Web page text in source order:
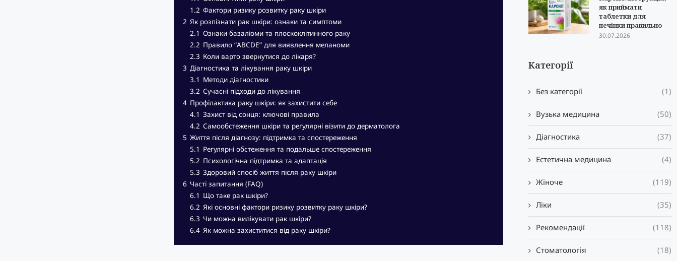
1.2 Фактори ризику розвитку раку шкіри
2 Як розпізнати рак шкіри: ознаки та симптоми
2.1 Ознаки базаліоми та плоскоклітинного раку
2.2 Правило “ABCDE” для виявлення меланоми
2.3 Коли варто звернутися до лікаря?
3 Діагностика та лікування раку шкіри
3.1 Методи діагностики
3.2 Сучасні підходи до лікування
4 Профілактика раку шкіри: як захистити себе
4.1 Захист від сонця: ключові правила
4.2 Самообстеження шкіри та регулярні візити до дерматолога
5 Життя після діагнозу: підтримка та спостереження
5.1 Регулярні обстеження та подальше спостереження
5.2 Психологічна підтримка та адаптація
5.3 Здоровий спосіб життя після раку шкіри
6 Часті запитання (FAQ)
6.1 Що таке рак шкіри?
6.2 Які основні фактори ризику розвитку раку шкіри?
6.3 Чи можна вилікувати рак шкіри?
6.4 Як можна захиститися від раку шкіри?
як приймати
таблетки для
печінки правильно
30.07.2026
Категорії
Без категорії (1)
Вузька медицина (50)
Діагностика (37)
Естетична медицина (4)
Жіноче (119)
Ліки (35)
Рекомендації (118)
Стоматологія (18)